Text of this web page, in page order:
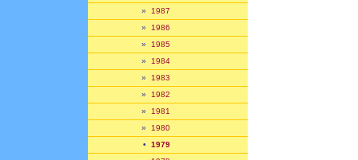
» 1987
» 1986
» 1985
» 1984
» 1983
» 1982
» 1981
» 1980
• 1979